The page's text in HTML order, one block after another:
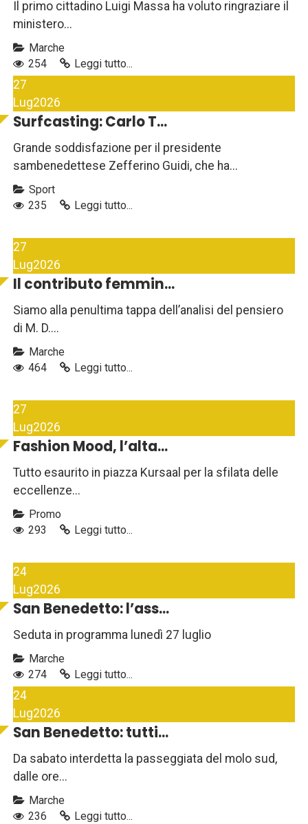
Il primo cittadino Luigi Massa ha voluto ringraziare il
ministero...
Marche
254
Leggi tutto...
27
Lug2026
Surfcasting: Carlo T...
Grande soddisfazione per il presidente
sambenedettese Zefferino Guidi, che ha...
Sport
235
Leggi tutto...
27
Lug2026
Il contributo femmin...
Siamo alla penultima tappa dell’analisi del pensiero
di M. D....
Marche
464
Leggi tutto...
27
Lug2026
Fashion Mood, l’alta...
Tutto esaurito in piazza Kursaal per la sfilata delle
eccellenze...
Promo
293
Leggi tutto...
24
Lug2026
San Benedetto: l’ass...
Seduta in programma lunedì 27 luglio
Marche
274
Leggi tutto...
24
Lug2026
San Benedetto: tutti...
Da sabato interdetta la passeggiata del molo sud,
dalle ore...
Marche
236
Leggi tutto...